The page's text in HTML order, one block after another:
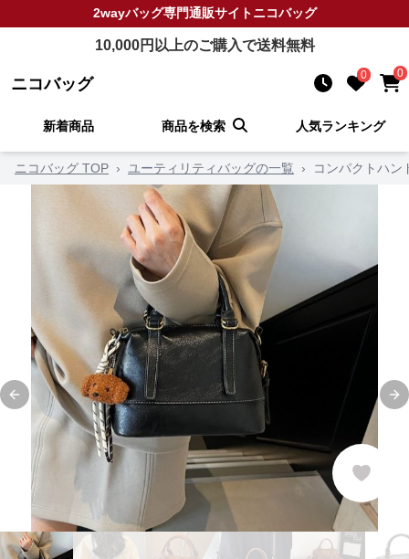
2wayバッグ専門通販サイトニコバッグ
10,000円以上のご購入で送料無料
ニコバッグ 0 0
新着商品 商品を検索 人気ランキング
ニコバッグ TOP › ユーティリティバッグの一覧 › コンパクトハン
Previous slide